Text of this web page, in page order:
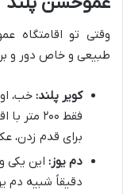
وقتی تو اقامتگاه
طبیعی و خاص دور و
کویر پلند: خب،
فقط ۲۰۰
برای قدم زدن،
دم یوز: این یکی
دقیقاً شبیه دم